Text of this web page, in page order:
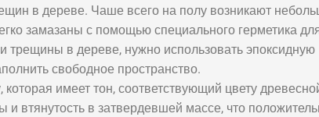
в дереве. Чаше всего на полу возникают
замазаны с помощью специального герметика
трещины в дереве, нужно использовать эпоксидную
свободное пространство.
имеет тон, соответствующий цвету
и втянутость в затвердевшей массе, что
сиянием